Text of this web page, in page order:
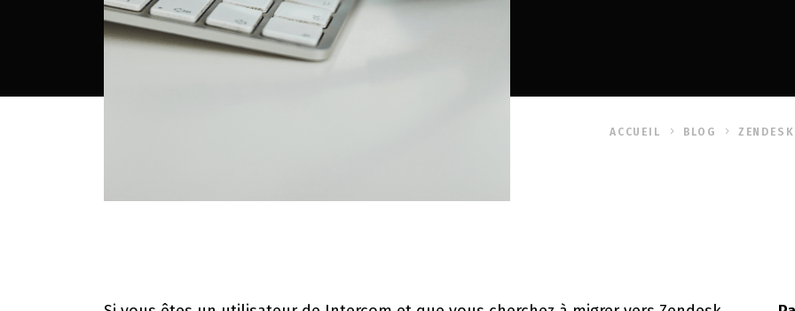
ACCUEIL BLOG ZENDESK